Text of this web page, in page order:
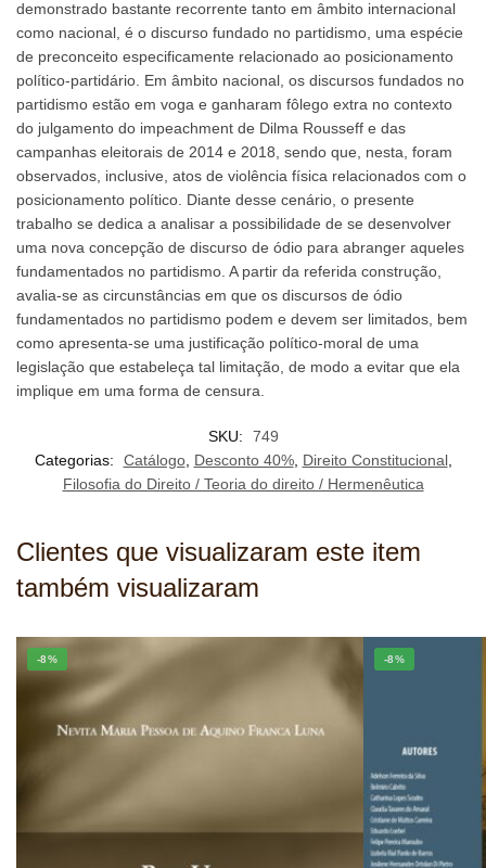
demonstrado bastante recorrente tanto em âmbito internacional
como nacional, é o discurso fundado no partidismo, uma espécie
de preconceito especificamente relacionado ao posicionamento
político-partidário. Em âmbito nacional, os discursos fundados no
partidismo estão em voga e ganharam fôlego extra no contexto
do julgamento do impeachment de Dilma Rousseff e das
campanhas eleitorais de 2014 e 2018, sendo que, nesta, foram
observados, inclusive, atos de violência física relacionados com o
posicionamento político. Diante desse cenário, o presente
trabalho se dedica a analisar a possibilidade de se desenvolver
uma nova concepção de discurso de ódio para abranger aqueles
fundamentados no partidismo. A partir da referida construção,
avalia-se as circunstâncias em que os discursos de ódio
fundamentados no partidismo podem e devem ser limitados, bem
como apresenta-se uma justificação político-moral de uma
legislação que estabeleça tal limitação, de modo a evitar que ela
implique em uma forma de censura.
SKU:
749
Categorias:
Catálogo, Desconto 40%, Direito Constitucional,
Filosofia do Direito / Teoria do direito / Hermenêutica
Clientes que visualizaram este item
também visualizaram
-8% -8%